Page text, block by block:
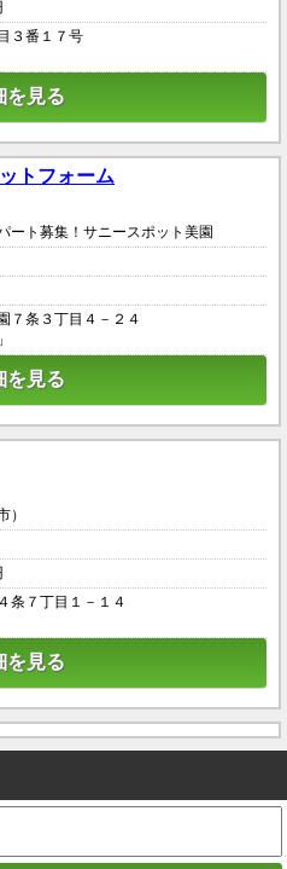
３番１７号
を見る
トフォーム
ート募集！サニースポット美園
７条３丁目４－２４
を見る
）
条７丁目１－１４
を見る